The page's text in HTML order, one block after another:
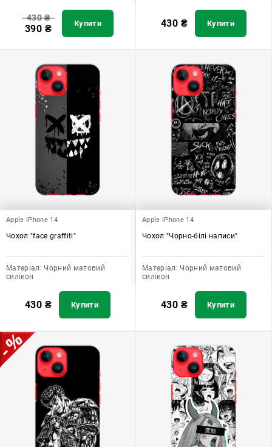
430₴
390 ₴ Купити 430 ₴ Купити
Apple iPhone 14
Чохол "face graffiti"
Матеріал: Чорний матовий
силікон
430 ₴ Купити
Apple iPhone 14
Чохол "Чорно-білі написи"
Матеріал: Чорний матовий
силікон
430 ₴ Купити